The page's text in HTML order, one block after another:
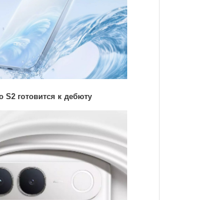
готовится к дебюту